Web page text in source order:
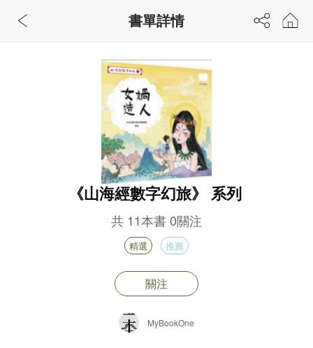
《山海經數字幻旅》 系列
共 11本書 0關注
精選 推薦
關注
MyBookOne
書單詳情